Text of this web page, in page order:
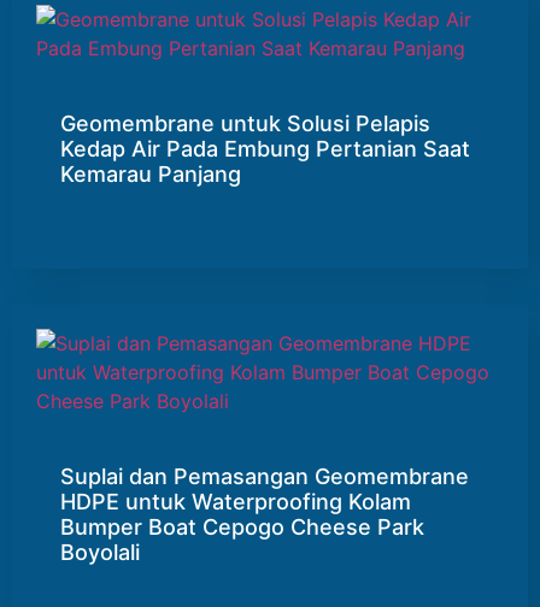
Geomembrane untuk Solusi Pelapis
Kedap Air Pada Embung Pertanian Saat
Kemarau Panjang
Suplai dan Pemasangan Geomembrane
HDPE untuk Waterproofing Kolam
Bumper Boat Cepogo Cheese Park
Boyolali